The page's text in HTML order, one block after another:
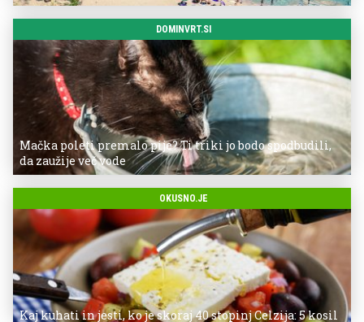
DOMINVRT.SI
Mačka poleti premalo pije? Ti triki jo bodo spodbudili,
da zaužije več vode
OKUSNO.JE
Kaj kuhati in jesti, ko je skoraj 40 stopinj Celzija: 5 kosil